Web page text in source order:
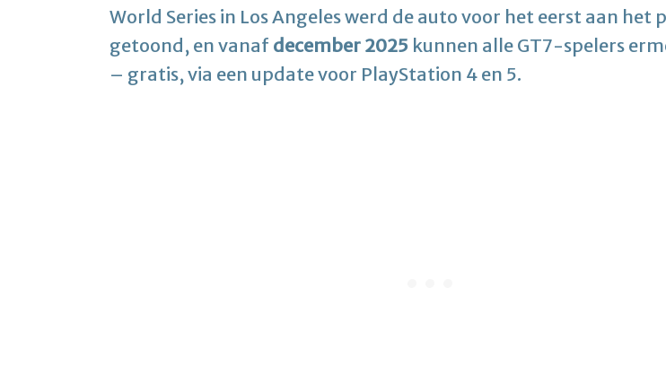
World Series in Los Angeles werd de auto voor het eerst aan het
getoond, en vanaf december 2025 kunnen alle GT7-spelers
– gratis, via een update voor PlayStation 4 en 5.